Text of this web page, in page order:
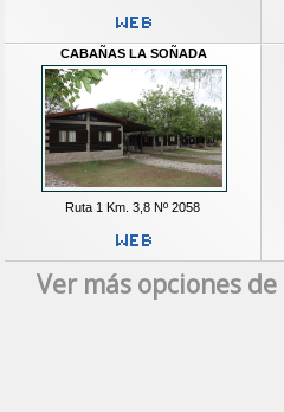
CABAÑAS LA SOÑADA
Ruta 1 Km. 3,8 Nº 2058
Ver más opciones